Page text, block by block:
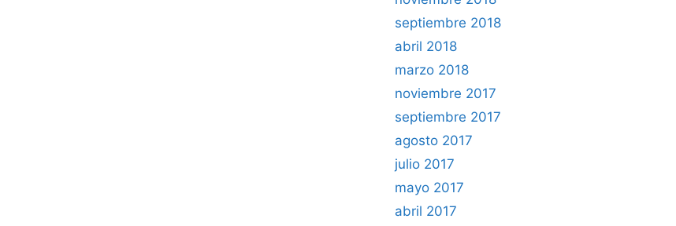
septiembre 2018
abril 2018
marzo 2018
noviembre 2017
septiembre 2017
agosto 2017
julio 2017
mayo 2017
abril 2017